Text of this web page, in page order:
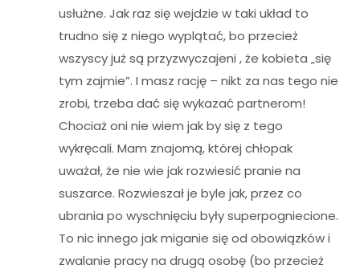
usłużne. Jak raz się wejdzie w taki układ to
trudno się z niego wyplątać, bo przecież
wszyscy już są przyzwyczajeni , że kobieta „się
tym zajmie”. I masz rację – nikt za nas tego nie
zrobi, trzeba dać się wykazać partnerom!
Chociaż oni nie wiem jak by się z tego
wykręcali. Mam znajomą, której chłopak
uważał, że nie wie jak rozwiesić pranie na
suszarce. Rozwieszał je byle jak, przez co
ubrania po wyschnięciu były superpogniecione.
To nic innego jak miganie się od obowiązków i
zwalanie pracy na drugą osobę (bo przecież